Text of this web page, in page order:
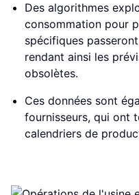
Des algorithmes
consommation pour
spécifiques
rendant ainsi les
obsolètes.
Ces données sont
fournisseurs, qui ont
calendriers de